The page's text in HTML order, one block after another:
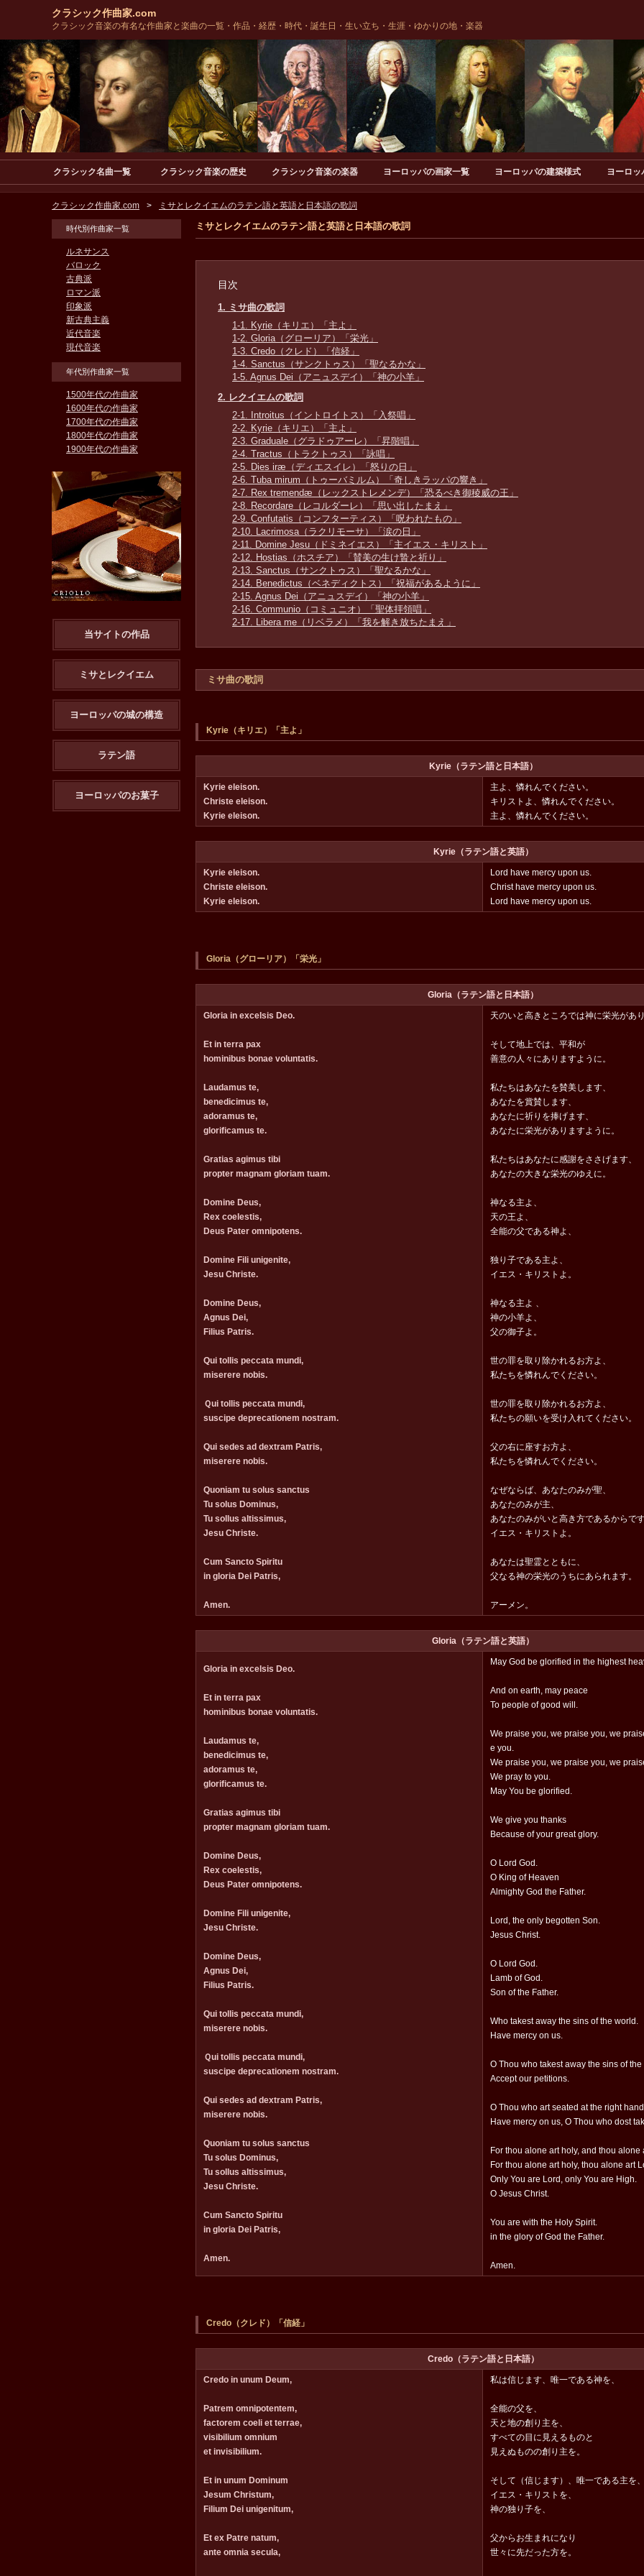
クラシック作曲家.com
クラシック音楽の有名な作曲家と楽曲の一覧・作品・経歴・時代・誕生日・生い立ち・生涯・ゆかりの地・楽器
クラシック名曲一覧 クラシック音楽の歴史 クラシック音楽の楽器 ヨーロッパの画家一覧 ヨーロッパの建築様式 ヨーロッ
クラシック作曲家.com ミサとレクイエムのラテン語と英語と日本語の歌詞
ミサとレクイエムのラテン語と英語と日本語の歌詞
目次
1. ミサ曲の歌詞
1-1. Kyrie（キリエ）「主よ」
1-2. Gloria（グローリア）「栄光」
1-3. Credo（クレド）「信経」
1-4. Sanctus（サンクトゥス）「聖なるかな」
1-5. Agnus Dei（アニュスデイ）「神の小羊」
2. レクイエムの歌詞
2-1. Introitus（イントロイトス）「入祭唱」
2-2. Kyrie（キリエ）「主よ」
2-3. Graduale（グラドゥアーレ）「昇階唱」
2-4. Tractus（トラクトゥス）「詠唱」
2-5. Dies iræ（ディエスイレ）「怒りの日」
2-6. Tuba mirum（トゥーバミルム）「奇しきラッパの響き」
2-7. Rex tremendæ（レックストレメンデ）「恐るべき御稜威の王」
2-8. Recordare（レコルダーレ）「思い出したまえ」
2-9. Confutatis（コンフターティス）「呪われたもの」
2-10. Lacrimosa（ラクリモーサ）「涙の日」
2-11. Domine Jesu（ドミネイエス）「主イエス・キリスト」
2-12. Hostias（ホスチア）「賛美の生け贄と祈り」
2-13. Sanctus（サンクトゥス）「聖なるかな」
2-14. Benedictus（ベネディクトス）「祝福があるように」
2-15. Agnus Dei（アニュスデイ）「神の小羊」
2-16. Communio（コミュニオ）「聖体拝領唱」
2-17. Libera me（リベラメ）「我を解き放ちたまえ」
ミサ曲の歌詞
Kyrie（キリエ）「主よ」
Kyrie（ラテン語と日本語）
Kyrie eleison.
Christe eleison.
Kyrie eleison.
主よ、憐れんでください。
キリストよ、憐れんでください。
主よ、憐れんでください。
Kyrie（ラテン語と英語）
Kyrie eleison.
Christe eleison.
Kyrie eleison.
Lord have mercy upon us.
Christ have mercy upon us.
Lord have mercy upon us.
Gloria（グローリア）「栄光」
Gloria（ラテン語と日本語）
Gloria in excelsis Deo.
Et in terra pax
hominibus bonae voluntatis.
Laudamus te,
benedicimus te,
adoramus te,
glorificamus te.
Gratias agimus tibi
propter magnam gloriam tuam.
Domine Deus,
Rex coelestis,
Deus Pater omnipotens.
Domine Fili unigenite,
Jesu Christe.
Domine Deus,
Agnus Dei,
Filius Patris.
Qui tollis peccata mundi,
miserere nobis.
Ｑui tollis peccata mundi,
suscipe deprecationem nostram.
Qui sedes ad dextram Patris,
miserere nobis.
Quoniam tu solus sanctus
Tu solus Dominus,
Tu sollus altissimus,
Jesu Christe.
Cum Sancto Spiritu
in gloria Dei Patris,
Amen.
天のいと高きところでは神に栄光があ
そして地上では、平和が
善意の人々にありますように。
私たちはあなたを賛美します、
あなたを賞賛します、
あなたに祈りを捧げます、
あなたに栄光がありますように。
私たちはあなたに感謝をささげます、
あなたの大きな栄光のゆえに。
神なる主よ、
天の王よ、
全能の父である神よ、
独り子である主よ、
イエス・キリストよ。
神なる主よ 、
神の小羊よ、
父の御子よ。
世の罪を取り除かれるお方よ、
私たちを憐れんでください。
世の罪を取り除かれるお方よ、
私たちの願いを受け入れてください。
父の右に座すお方よ、
私たちを憐れんでください。
なぜならば、あなたのみが聖、
あなたのみが主、
あなたのみがいと高き方であるからで
イエス・キリストよ。
あなたは聖霊とともに、
父なる神の栄光のうちにあられます。
アーメン。
Gloria（ラテン語と英語）
Gloria in excelsis Deo.
Et in terra pax
hominibus bonae voluntatis.
Laudamus te,
benedicimus te,
adoramus te,
glorificamus te.
Gratias agimus tibi
propter magnam gloriam tuam.
Domine Deus,
Rex coelestis,
Deus Pater omnipotens.
Domine Fili unigenite,
Jesu Christe.
Domine Deus,
Agnus Dei,
Filius Patris.
Qui tollis peccata mundi,
miserere nobis.
Ｑui tollis peccata mundi,
suscipe deprecationem nostram.
Qui sedes ad dextram Patris,
miserere nobis.
Quoniam tu solus sanctus
Tu solus Dominus,
Tu sollus altissimus,
Jesu Christe.
Cum Sancto Spiritu
in gloria Dei Patris,
Amen.
May God be glorified in the highest
And on earth, may peace
To people of good will.
We praise you, we praise you, we
e you.
We praise you, we praise you, we
We pray to you.
May You be glorified.
We give you thanks
Because of your great glory.
O Lord God.
O King of Heaven
Almighty God the Father.
Lord, the only begotten Son.
Jesus Christ.
O Lord God.
Lamb of God.
Son of the Father.
Who takest away the sins of the world.
Have mercy on us.
O Thou who takest away the sins of
Accept our petitions.
O Thou who art seated at the right
Have mercy on us, O Thou who dost
For thou alone art holy, and thou alone
For thou alone art holy, thou alone art
Only You are Lord, only You are High.
O Jesus Christ.
You are with the Holy Spirit.
in the glory of God the Father.
Amen.
Credo（クレド）「信経」
Credo（ラテン語と日本語）
Credo in unum Deum,
Patrem omnipotentem,
factorem coeli et terrae,
visibilium omnium
et invisibilium.
Et in unum Dominum
Jesum Christum,
Filium Dei unigenitum,
Et ex Patre natum,
ante omnia secula,
私は信じます、唯一である神を、
全能の父を、
天と地の創り主を、
すべての目に見えるものと
見えぬものの創り主を。
そして（信じます）、唯一である主を
イエス・キリストを、
神の独り子を、
父からお生まれになり
世々に先だった方を。
時代別作曲家一覧
ルネサンス
バロック
古典派
ロマン派
印象派
新古典主義
近代音楽
現代音楽
年代別作曲家一覧
1500年代の作曲家
1600年代の作曲家
1700年代の作曲家
1800年代の作曲家
1900年代の作曲家
当サイトの作品
ミサとレクイエム
ヨーロッパの城の構造
ラテン語
ヨーロッパのお菓子